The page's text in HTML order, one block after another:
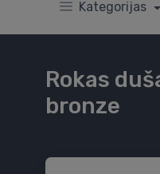
Kategorijas
Rokas
bronze